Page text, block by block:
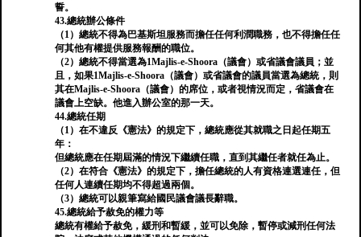
誓。
43.總統辦公條件
（1）總統不得為巴基斯坦服務而擔任任何利潤職務，也不得擔任任
何其他有權提供服務報酬的職位。
（2）總統不得當選為1Majlis-e-Shoora（議會）或省議會議員；並
且，如果1Majlis-e-Shoora（議會）或省議會的議員當選為總統，則
其在Majlis-e-Shoora（議會）的席位，或者視情況而定，省議會在
議會上空缺。他進入辦公室的那一天。
44.總統任期
（1）在不違反《憲法》的規定下，總統應從其就職之日起任期五
年：
但總統應在任期屆滿的情況下繼續任職，直到其繼任者就任為止。
（2）在符合《憲法》的規定下，擔任總統的人有資格連選連任，但
任何人連續任期均不得超過兩個。
（3）總統可以親筆寫給國民議會議長辭職。
45.總統給予赦免的權力等
總統有權給予赦免，緩刑和暫緩，並可以免除，暫停或減刑任何法